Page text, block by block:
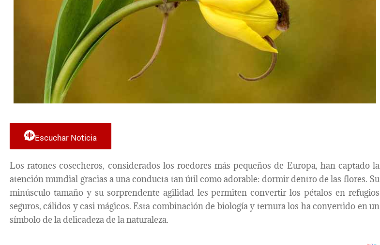
Escuchar Noticia
Los ratones cosecheros, considerados los roedores más pequeños de Europa, han captado la
atención mundial gracias a una conducta tan útil como adorable: dormir dentro de las flores. Su
minúsculo tamaño y su sorprendente agilidad les permiten convertir los pétalos en refugios
seguros, cálidos y casi mágicos. Esta combinación de biología y ternura los ha convertido en un
símbolo de la delicadeza de la naturaleza.